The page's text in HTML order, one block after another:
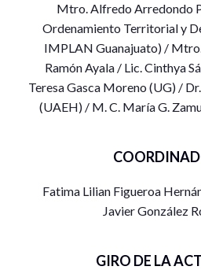
riqueza teórica y metodológica
que convergen en el posgrado, lo
interpretaciones sobre las
internacional en un mundo en el
convertido en una mera
Objetivo
. Presentar y poner a
: Mtra. Fatima Lilian
Mtro. Alfredo Arredondo
Ordenamiento Territorial y
IMPLAN Guanajuato) /
Ramón Ayala / Lic. Cinthya
Teresa Gasca Moreno (UG) /
(UAEH) / M. C. María G.
Fatima Lilian Figueroa
Javier González
GIRO DE LA